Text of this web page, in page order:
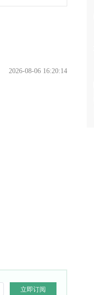
2026-08-06 16:20:14
立即订阅